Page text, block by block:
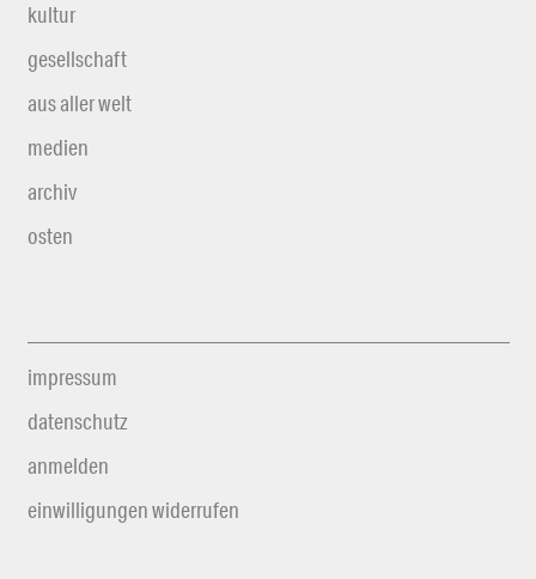
kultur
gesellschaft
aus aller welt
medien
archiv
osten
impressum
datenschutz
anmelden
einwilligungen widerrufen